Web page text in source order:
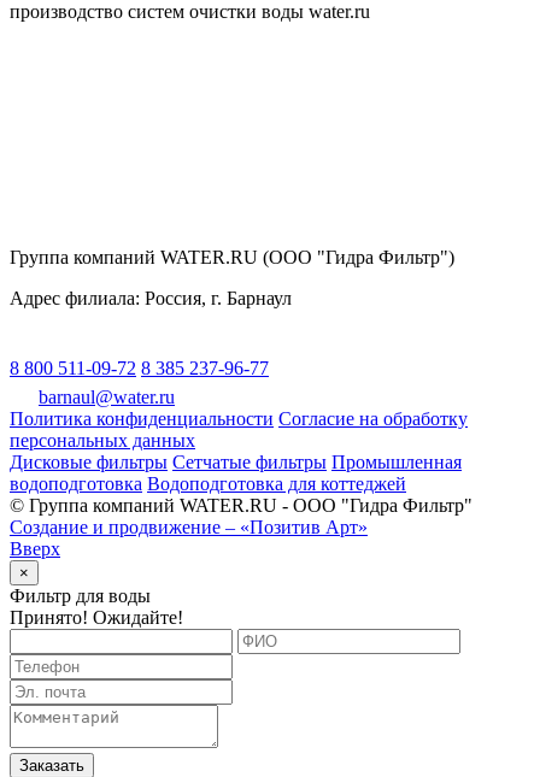
производство систем очистки воды water.ru
Группа компаний WATER.RU (ООО "Гидра Фильтр")
Адрес филиала: Россия, г. Барнаул
8 800 511-09-72 8 385 237-96-77
barnaul@water.ru
Политика конфиденциальности Согласие на обработку
персональных данных
Дисковые фильтры Сетчатые фильтры Промышленная
водоподготовка Водоподготовка для коттеджей
© Группа компаний WATER.RU - ООО "Гидра Фильтр"
Создание и продвижение – «Позитив Арт»
Вверх
×
Фильтр для воды
Принято! Ожидайте!
Заказать